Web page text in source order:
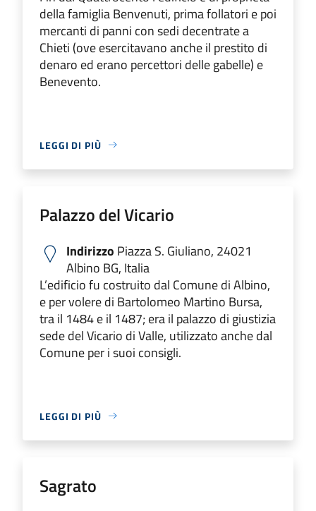
della famiglia Benvenuti, prima follatori e poi
mercanti di panni con sedi decentrate a
Chieti (ove esercitavano anche il prestito di
denaro ed erano percettori delle gabelle) e
Benevento.
LEGGI DI PIÙ
Palazzo del Vicario
Indirizzo Piazza S. Giuliano, 24021
Albino BG, Italia
L’edificio fu costruito dal Comune di Albino,
e per volere di Bartolomeo Martino Bursa,
tra il 1484 e il 1487; era il palazzo di giustizia
sede del Vicario di Valle, utilizzato anche dal
Comune per i suoi consigli.
LEGGI DI PIÙ
Sagrato